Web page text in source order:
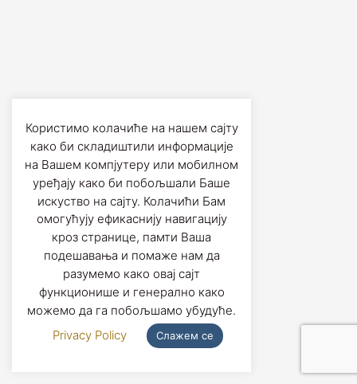
Користимо колачиће на нашем сајту
како би складиштили информације
на Вашем компјутеру или мобилном
уређају како би побољшали Баше
искуство на сајту. Колачићи Бам
омогућују ефикаснију навигацију
кроз странице, памти Ваша
подешавања и помаже нам да
разумемо како овај сајт
функционише и генерално како
можемо да га побољшамо убудуће.
Privacy Policy
Слажем се